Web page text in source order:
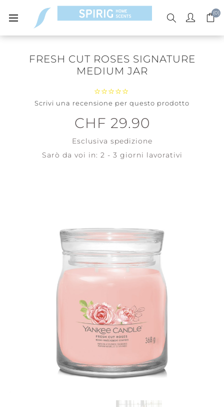
(0)
FRESH CUT ROSES SIGNATURE
MEDIUM JAR
Scrivi una recensione per questo prodotto
CHF 29.90
Esclusiva spedizione
Sarò da voi in: 2 - 3 giorni lavorativi